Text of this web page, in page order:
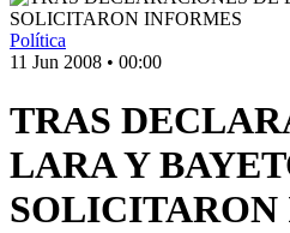
Política
11 Jun 2008 • 00:00
TRAS
LARA Y
SOLICITARON